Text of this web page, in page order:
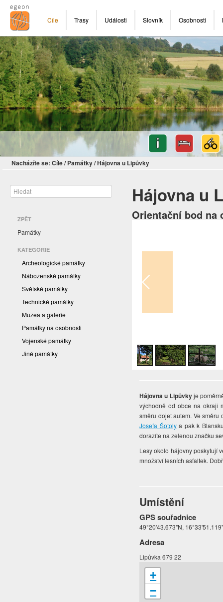
Cíle Trasy Události Slovník Osobnosti
Nacházíte se: Cíle/ Památky/Hájovna u Lipůvky
ZPĚT
Památky
KATEGORIE
Archeologické památky
Náboženské památky
Světské památky
Technické památky
Muzea a galerie
Památky na osobnosti
Vojenské památky
Jiné památky
Hájovna u
Orientační bod na
Hájovna u Lipůvkyje
východně od obce na okraji
směru dojet autem. Ve
Josefa Šotolya pak k
dorazíte na zelenou značku
Lesy okolo hájovny poskytují
množství lesních asfaltek.
Umístění
GPS souřadnice
49°20'43.673"N,
Adresa
Lipůvka 679 22
+
−